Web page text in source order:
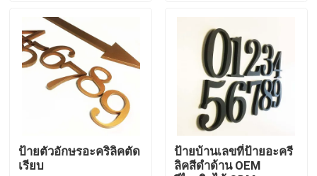
ขอใบเสนอราคา
ป้ายอักษร 3 มิติ
ป้ายอักษรช่อง
ป้ายตัวอักษรเรืองแสง
ป้ายตัวอักษรอะคริลิคตัด
เรียบ
ป้ายบ้านเลขที่ป้ายอะครี
ลิคสีดำด้าน OEM